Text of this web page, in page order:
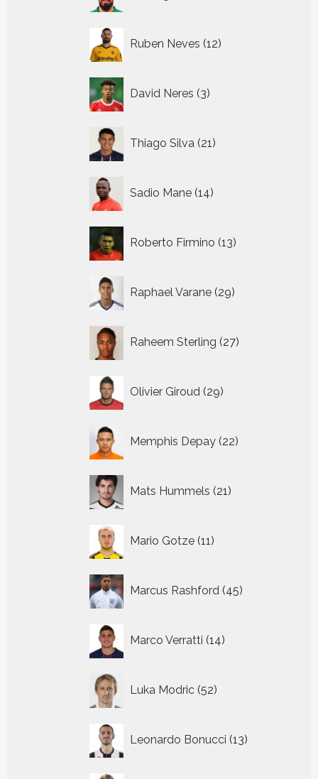
Ruben Neves 12
producten
David Neres 3
producten
Thiago Silva 21
producten
Sadio Mane 14
producten
Roberto Firmino 13
producten
Raphael Varane 29
producten
Raheem Sterling 27
producten
Olivier Giroud 29
producten
Memphis Depay 22
producten
Mats Hummels 21
producten
Mario Gotze 11
producten
Marcus Rashford 45
producten
Marco Verratti 14
producten
Luka Modric 52
producten
Leonardo Bonucci 13
producten